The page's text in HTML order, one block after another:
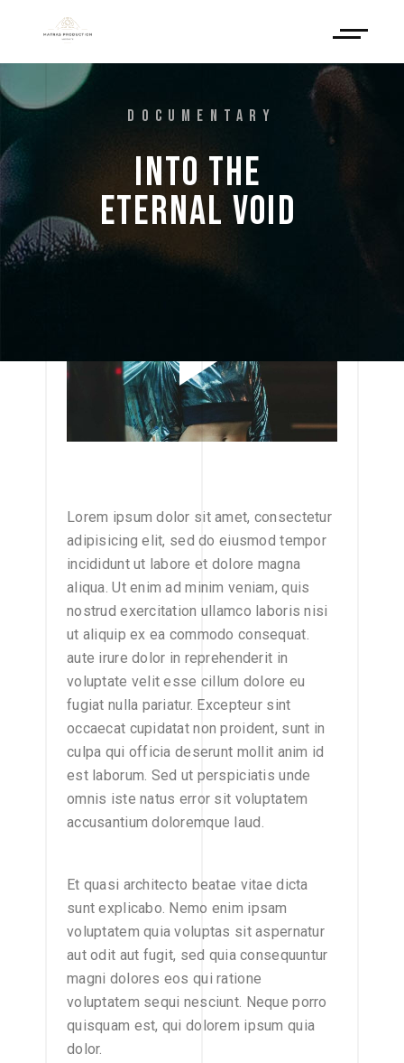
DOCUMENTARY
INTO THE
ETERNAL VOID
Lorem ipsum dolor sit amet, consectetur
adipisicing elit, sed do eiusmod tempor
incididunt ut labore et dolore magna
aliqua. Ut enim ad minim veniam, quis
nostrud exercitation ullamco laboris nisi
ut aliquip ex ea commodo consequat.
aute irure dolor in reprehenderit in
voluptate velit esse cillum dolore eu
fugiat nulla pariatur. Excepteur sint
occaecat cupidatat non proident, sunt in
culpa qui officia deserunt mollit anim id
est laborum. Sed ut perspiciatis unde
omnis iste natus error sit voluptatem
accusantium doloremque laud.
Et quasi architecto beatae vitae dicta
sunt explicabo. Nemo enim ipsam
voluptatem quia voluptas sit aspernatur
aut odit aut fugit, sed quia consequuntur
magni dolores eos qui ratione
voluptatem sequi nesciunt. Neque porro
quisquam est, qui dolorem ipsum quia
dolor.